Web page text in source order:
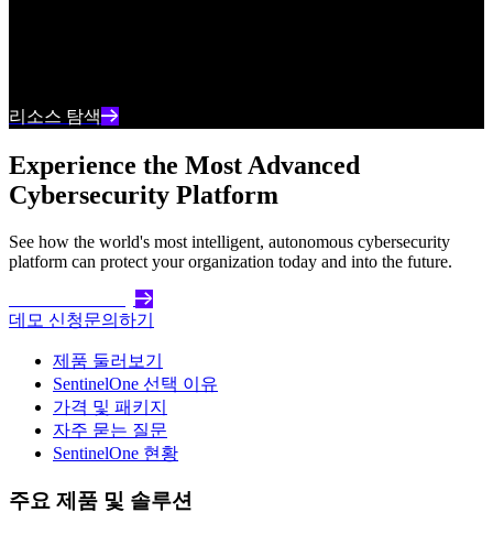
리소스 탐색
Experience the Most Advanced
Cybersecurity Platform
See how the world's most intelligent, autonomous cybersecurity
platform can protect your organization today and into the future.
데모 신청문의하기
제품 둘러보기
SentinelOne 선택 이유
가격 및 패키지
자주 묻는 질문
SentinelOne 현황
주요 제품 및 솔루션